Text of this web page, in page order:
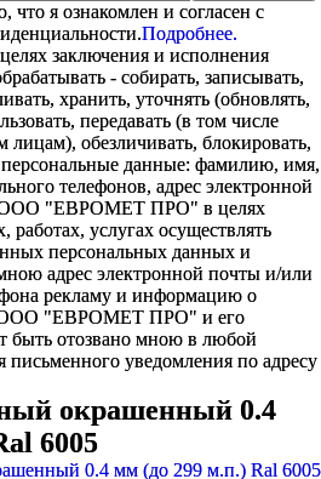
я ознакомлен и согласен с
Подробнее.
заключения и исполнения
- собирать, записывать,
хранить, уточнять (обновлять,
передавать (в том числе
лицам), обезличивать, блокировать,
персональные данные: фамилию, имя,
телефонов, адрес электронной
ООО "ЕВРОМЕТ ПРО" в целях
услугах осуществлять
персональных данных и
адрес электронной почты и/или
рекламу и информацию о
ООО "ЕВРОМЕТ ПРО" и его
быть отозвано мною в любой
уведомления по адресу
окрашенный 0.4
6005